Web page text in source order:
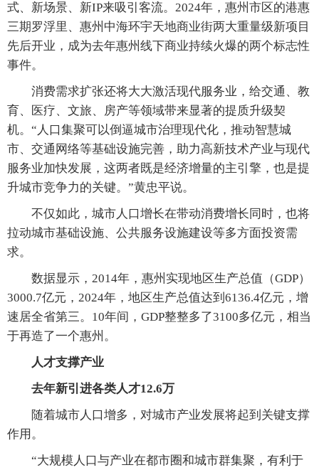
式、新场景、新IP来吸引客流。2024年，惠州市区的港惠
三期罗浮里、惠州中海环宇天地商业街两大重量级新项目
先后开业，成为去年惠州线下商业持续火爆的两个标志性
事件。
消费需求扩张还将大大激活现代服务业，给交通、教
育、医疗、文旅、房产等领域带来显著的提质升级契
机。“人口集聚可以倒逼城市治理现代化，推动智慧城
市、交通网络等基础设施完善，助力高新技术产业与现代
服务业加快发展，这两者既是经济增量的主引擎，也是提
升城市竞争力的关键。”黄忠平说。
不仅如此，城市人口增长在带动消费增长同时，也将
拉动城市基础设施、公共服务设施建设等多方面投资需
求。
数据显示，2014年，惠州实现地区生产总值（GDP）
3000.7亿元，2024年，地区生产总值达到6136.4亿元，增
速居全省第三。10年间，GDP整整多了3100多亿元，相当
于再造了一个惠州。
人才支撑产业
去年新引进各类人才12.6万
随着城市人口增多，对城市产业发展将起到关键支撑
作用。
“大规模人口与产业在都市圈和城市群集聚，有利于